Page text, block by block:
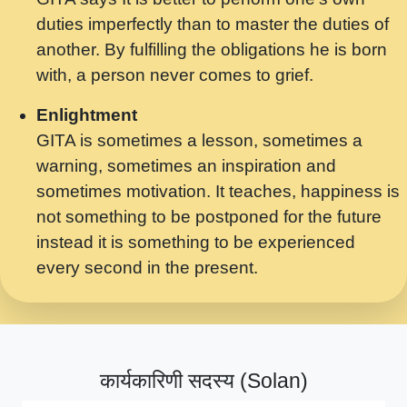
मर गनय न अपरध लडडल शर रध.... Shri
ravinandan shastri ji maharaj.mp3
मेरे मन हरी का ध्यान लगा - भजन भाव - 2018 -
Rishikesh - Swami Gyananand Ji
Maharaj.mp3
यह हसरत तलब ह नकज कमर Yahi Hasraten
Talab Hai Bhav Pravah #bhajan.mp3
लडल ज बल ल क ज न लग Sadhvi Purnima Ji
7.9.2021 जवल नगर दलल #बसर.mp3
सख भ मझ पयर ह दख भ मझ पयर ह!छड म कस दत
सपरहट भजन 2021 - तर अखय ह जद भर बहर ज म
सपरहट शयम भजन - जय जय शयम जय जय शयम
duties imperfectly than to master the duties of
another. By fulfilling the obligations he is born
with, a person never comes to grief.
Enlightment
GITA is sometimes a lesson, sometimes a
warning, sometimes an inspiration and
sometimes motivation. It teaches, happiness is
not something to be postponed for the future
instead it is something to be experienced
every second in the present.
कार्यकारिणी सदस्य (Solan)